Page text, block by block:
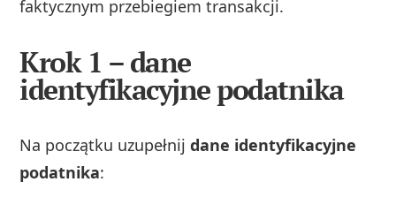
faktycznym przebiegiem transakcji.
Krok 1 – dane
identyfikacyjne podatnika
Na początku uzupełnijdane identyfikacyjne
podatnika: